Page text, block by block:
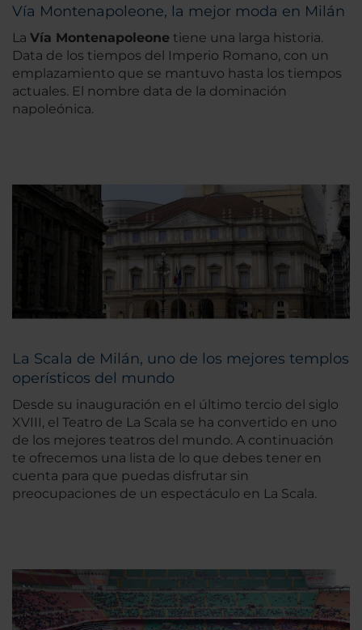
Vía Montenapoleone, la mejor moda en Milán
La Vía Montenapoleone tiene una larga historia.
Data de los tiempos del Imperio Romano, con un
emplazamiento que se mantuvo hasta los tiempos
actuales. El nombre data de la dominación
napoleónica.
La Scala de Milán, uno de los mejores templos
operísticos del mundo
Desde su inauguración en el último tercio del siglo
XVIII, el Teatro de La Scala se ha convertido en uno
de los mejores teatros del mundo. A continuación
te ofrecemos una lista de lo que debes tener en
cuenta para que puedas disfrutar sin
preocupaciones de un espectáculo en La Scala.